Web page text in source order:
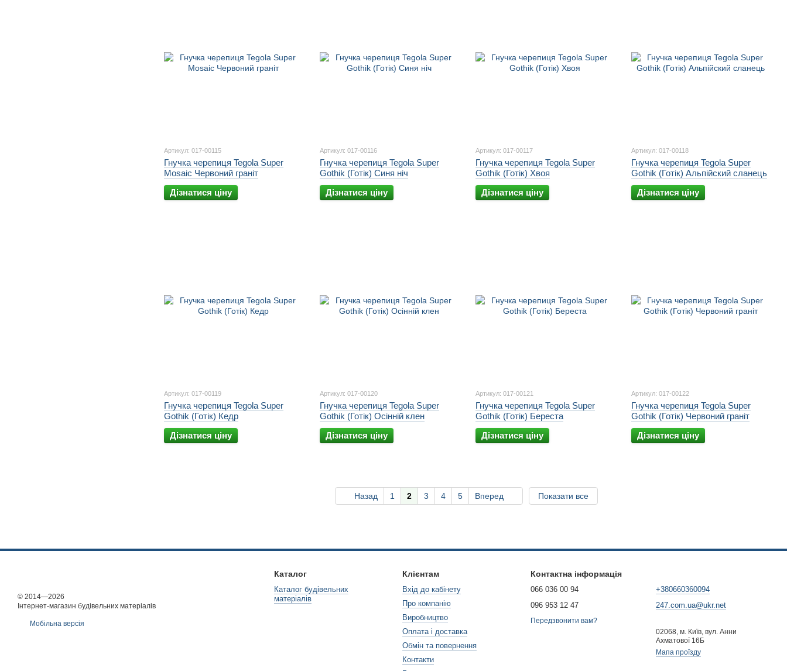
Артикул: 017-00115
Гнучка черепиця Tegola Super
Mosaic Червоний граніт
Дізнатися ціну
Артикул: 017-00116
Гнучка черепиця Tegola Super
Gothik (Готік) Синя ніч
Дізнатися ціну
Артикул: 017-00117
Гнучка черепиця Tegola Super
Gothik (Готік) Хвоя
Дізнатися ціну
Артикул: 017-00118
Гнучка черепиця Tegola Super
Gothik (Готік) Альпійский сланець
Дізнатися ціну
Артикул: 017-00119
Гнучка черепиця Tegola Super
Gothik (Готік) Кедр
Дізнатися ціну
Артикул: 017-00120
Гнучка черепиця Tegola Super
Gothik (Готік) Осінній клен
Дізнатися ціну
Артикул: 017-00121
Гнучка черепиця Tegola Super
Gothik (Готік) Береста
Дізнатися ціну
Артикул: 017-00122
Гнучка черепиця Tegola Super
Gothik (Готік) Червоний граніт
Дізнатися ціну
Назад 1 2 3 4 5 Вперед Показати все
© 2014—2026
Інтернет-магазин будівельних матеріалів
Мобільна версія
Каталог
Каталог будівельних
матеріалів
Клієнтам
Вхід до кабінету
Про компанію
Виробництво
Оплата і доставка
Обмін та повернення
Контакти
Контактна інформація
066 036 00 94
096 953 12 47
Передзвонити вам?
+380660360094
247.com.ua@ukr.net
02068, м. Київ, вул. Анни
Ахматової 16Б
Мапа проїзду